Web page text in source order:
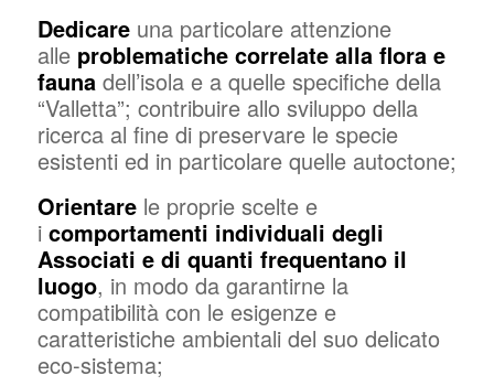
Dedicareuna particolare attenzione
alle problematiche correlate alla flora e
faunadell’isola e a quelle specifiche della
“Valletta”; contribuire allo sviluppo della
ricerca al fine di preservare le specie
esistenti ed in particolare quelle autoctone;
Orientarele proprie scelte e
i comportamenti individuali degli
Associati e di quanti frequentano il
luogo, in modo da garantirne la
compatibilità con le esigenze e
caratteristiche ambientali del suo delicato
eco-sistema;